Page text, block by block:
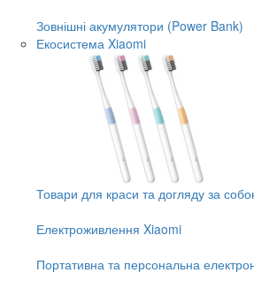
Зовнішні акумулятори (Power Bank)
Екосистема Xiaomi
Товари для краси та догляду за
Електроживлення Xiaomi
Портативна та персональна